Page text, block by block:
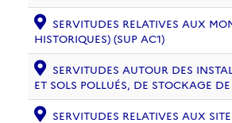
SERVITUDES RELATIVES AUX
HISTORIQUES) (SUP AC1)
SERVITUDES AUTOUR DES
ET SOLS POLLUÉS, DE STOCKAGE
SERVITUDES RELATIVES AUX